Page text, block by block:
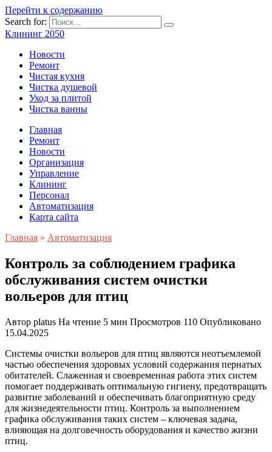
Перейти к содержанию
Search for:
Клининг 2050
Новости
Ремонт
Чистая кухня
Чистка душевой
Уход за плитой
Чистка ванны
Главная
Ремонт
Новости
Организация
Управление
Клининг
Персонал
Автоматизация
Карта сайта
Главная » Автоматизация
Контроль за соблюдением графика
обслуживания систем очистки
вольеров для птиц
Автор platus На чтение 5 мин Просмотров 110 Опубликовано
15.04.2025
Системы очистки вольеров для птиц являются неотъемлемой
частью обеспечения здоровых условий содержания пернатых
обитателей. Слаженная и своевременная работа этих систем
помогает поддерживать оптимальную гигиену, предотвращать
развитие заболеваний и обеспечивать благоприятную среду
для жизнедеятельности птиц. Контроль за выполнением
графика обслуживания таких систем – ключевая задача,
влияющая на долговечность оборудования и качество жизни
птиц.